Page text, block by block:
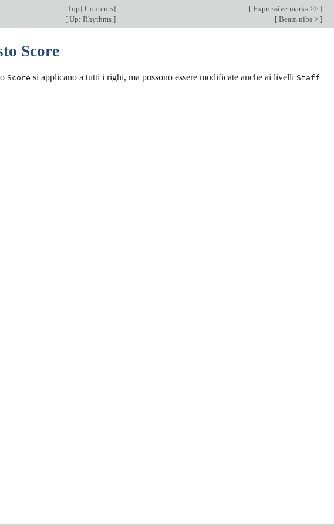
[Top][Contents] [ Expressive marks >> ]
[Up: Rhythms ] [ Beam nibs > ]
Score
Score si applicano a tutti i righi, ma possono essere modificate anche ai livelli Staff